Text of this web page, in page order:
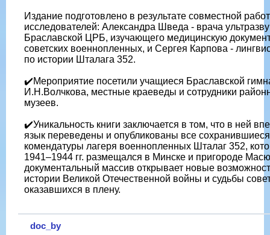
Издание подготовлено в результате совместной
исследователей: Александра Шведа - врача
Браславской ЦРБ, изучающего медицинскую
советских военнопленных, и Сергея Карпова -
по истории Шталага 352.
✔️Мероприятие посетили учащиеся Браславской
И.Н.Волчкова, местные краеведы и сотрудники
музеев.
✔️Уникальность книги заключается в том, что в ней
язык переведены и опубликованы все
комендатуры лагеря военнопленных Шталаг 352,
1941–1944 гг. размещался в Минске и пригороде
документальный массив открывает новые
истории Великой Отечественной войны и судьбы
оказавшихся в плену.
doc_by